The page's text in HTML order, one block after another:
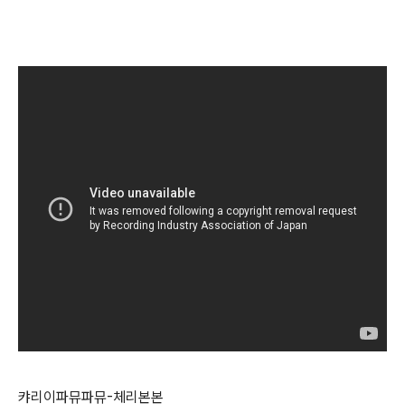
캬리이파뮤파뮤-체리본본